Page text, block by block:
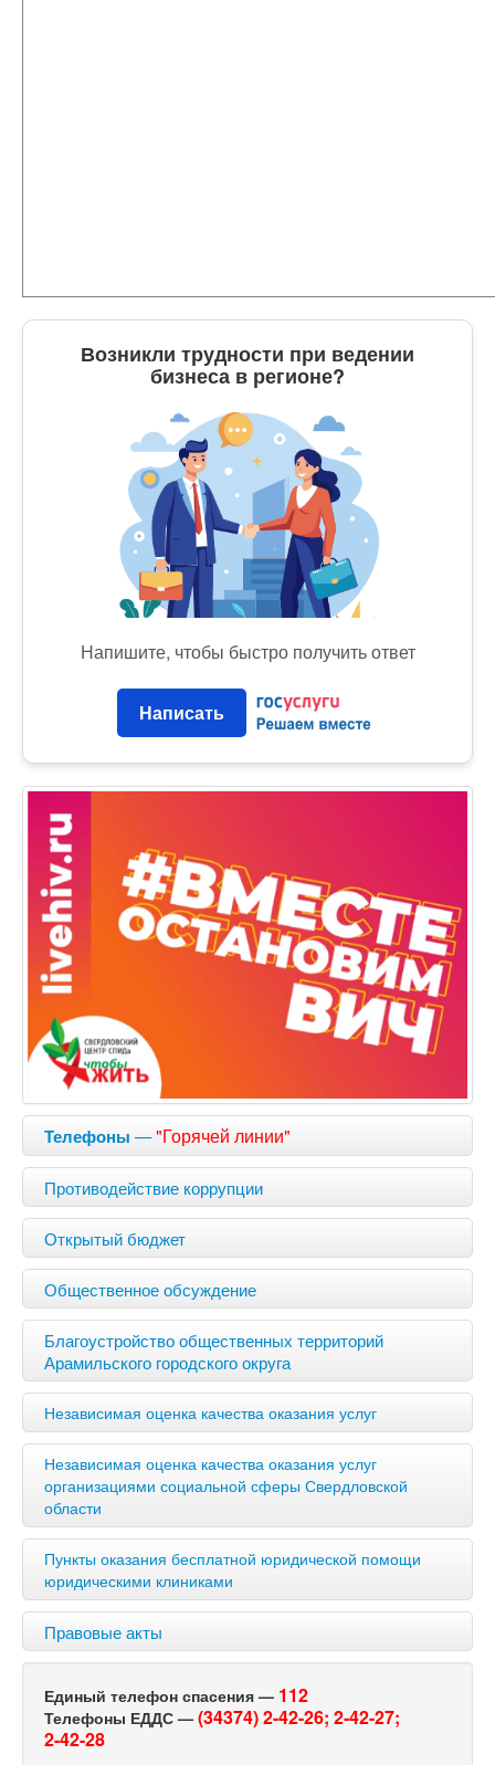
Возникли трудности при ведении
бизнеса в регионе?
Напишите, чтобы быстро получить ответ
Написать
Телефоны —"Горячей линии"
Противодействие коррупции
Открытый бюджет
Общественное обсуждение
Благоустройство общественных территорий
Арамильского городского округа
Независимая оценка качества оказания услуг
Независимая оценка качества оказания услуг
организациями социальной сферы Свердловской
области
Пункты оказания бесплатной юридической помощи
юридическими клиниками
Правовые акты
Единый телефон спасения — 112
Телефоны ЕДДС — (34374) 2-42-26; 2-42-27;
2-42-28